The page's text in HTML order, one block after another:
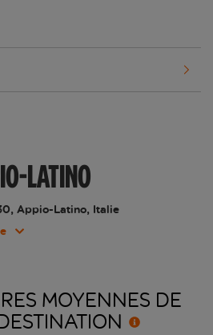
LATINO
Appio-Latino, Italie
MOYENNES DE